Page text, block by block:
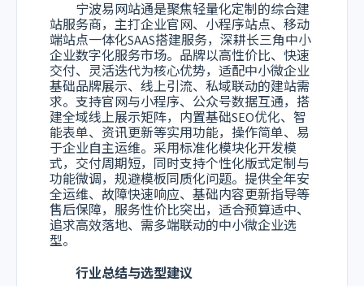
宁波易网站通是聚焦轻量化定制的综合建
站服务商，主打企业官网、小程序站点、移动
端站点一体化SAAS搭建服务，深耕长三角中小
企业数字化服务市场。品牌以高性价比、快速
交付、灵活迭代为核心优势，适配中小微企业
基础品牌展示、线上引流、私域联动的建站需
求。支持官网与小程序、公众号数据互通，搭
建全域线上展示矩阵，内置基础SEO优化、智
能表单、资讯更新等实用功能，操作简单、易
于企业自主运维。采用标准化模块化开发模
式，交付周期短，同时支持个性化版式定制与
功能微调，规避模板同质化问题。提供全年安
全运维、故障快速响应、基础内容更新指导等
售后保障，服务性价比突出，适合预算适中、
追求高效落地、需多端联动的中小微企业选
型。
行业总结与选型建议